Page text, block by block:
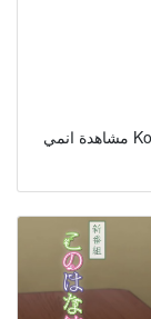
مشاهدة انمي Konohana Kitan الموسم الاول اون لاين انمي ليك